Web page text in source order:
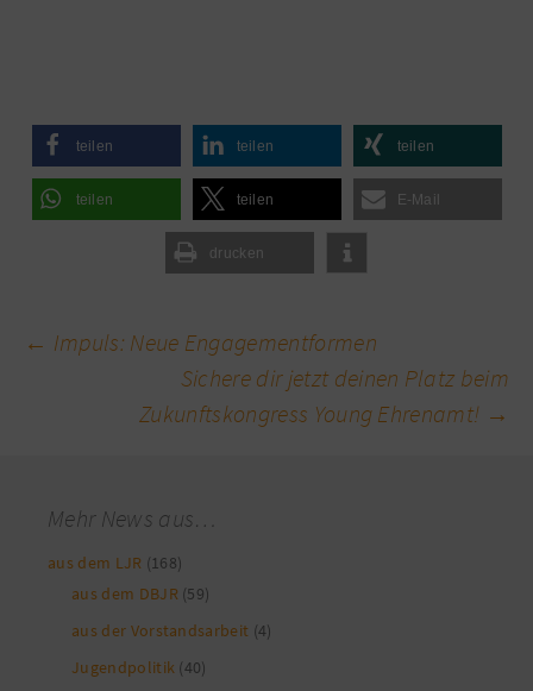
teilen teilen teilen
teilen teilen E-Mail
drucken
Beitragsnavigation
← Impuls: Neue Engagementformen
Sichere dir jetzt deinen Platz beim
Zukunftskongress Young Ehrenamt! →
Mehr News aus…
aus dem LJR (168)
aus dem DBJR (59)
aus der Vorstandsarbeit (4)
Jugendpolitik (40)